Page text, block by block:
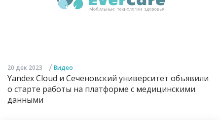
20 дек 2023 / Видео
Yandex Cloud и Сеченовский университет объявили
о старте работы на платформе с медицинскими
данными